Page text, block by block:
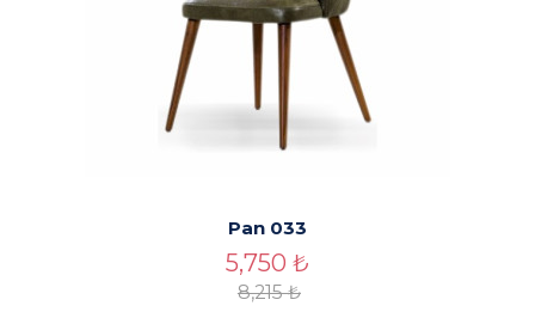
Pan 033
5,750 ₺
8,215₺